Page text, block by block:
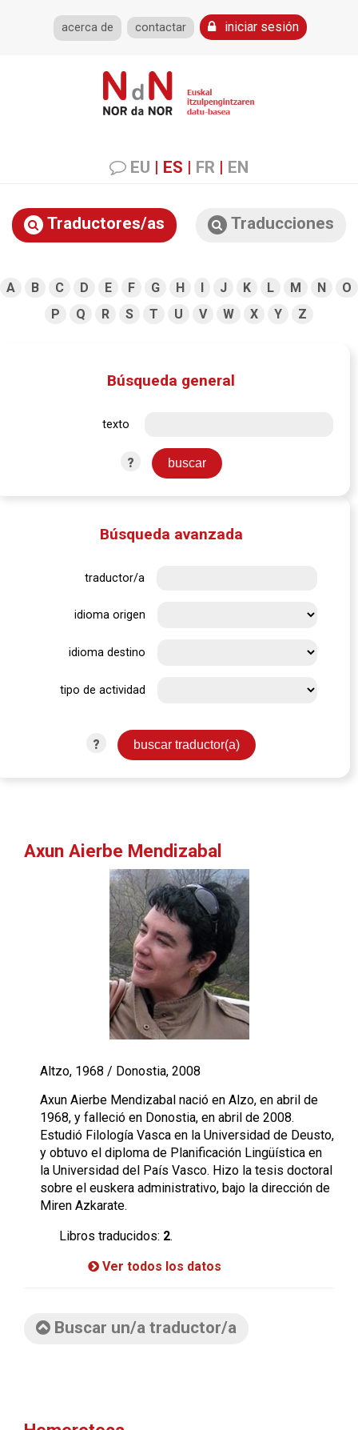
acerca de contactar iniciar sesión
EU | ES | FR | EN
Traductores/as Traducciones
A B C D E F G H I J K L M N
O
P
Q R S T U V W X Y Z
Búsqueda general
texto
?
Búsqueda avanzada
traductor/a
idioma origen
idioma destino
tipo de actividad
?
Axun Aierbe Mendizabal
Altzo, 1968 / Donostia, 2008
Axun Aierbe Mendizabal nació en Alzo, en abril de
1968, y falleció en Donostia, en abril de 2008.
Estudió Filología Vasca en la Universidad de Deusto,
y obtuvo el diploma de Planificación Lingüística en
la Universidad del País Vasco. Hizo la tesis doctoral
sobre el euskera administrativo, bajo la dirección de
Miren Azkarate.
Libros traducidos: 2.
Ver todos los datos
Buscar un/a traductor/a